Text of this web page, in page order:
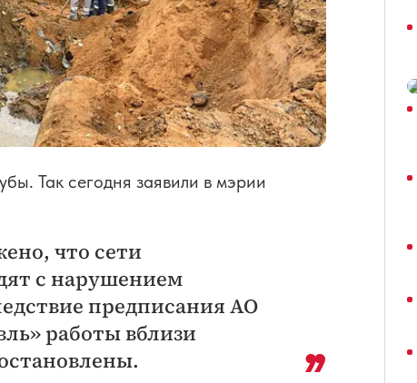
Так сегодня заявили в мэрии
что сети
с нарушением
предписания АО
работы вблизи